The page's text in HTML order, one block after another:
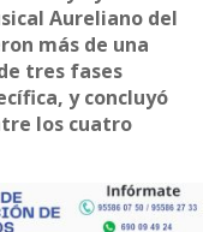
Aureliano del
más de una
tres fases
y concluyó
los cuatro